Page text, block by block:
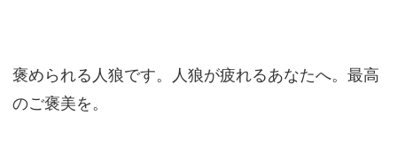
褒められる人狼です。人狼が疲れるあなたへ。最高
のご褒美を。